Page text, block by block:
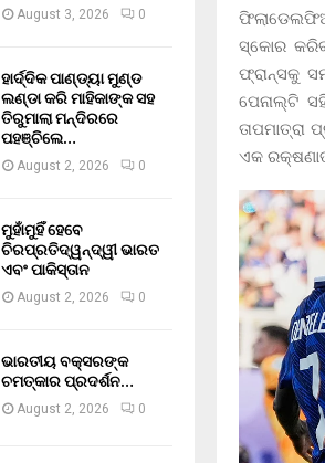
ସ୍କୋର
ଫ୍ରାନ୍ସକୁ
ପେନାଲ୍ଟି
ଏକ
August 3, 2026 0
ହାର୍ଦ୍ଦିକ ପାଣ୍ଡ୍ୟା ମୁଣ୍ଡ
ଲଣ୍ଡା କରି ମାହିକାଙ୍କ ସହ
ତିରୁମାଲା ମନ୍ଦିରରେ
ପହଞ୍ଚିଲେ…
August 2, 2026 0
ମୁହାଁମୁହିଁ ହେବେ
ଚିରପ୍ରତିଦ୍ୱନ୍ଦ୍ୱୀ ଭାରତ
ଏବଂ ପାକିସ୍ତାନ
August 2, 2026 0
ଭାରତୀୟ ବକ୍ସରଙ୍କ
ଚମତ୍କାର ପ୍ରଦର୍ଶନ…
August 2, 2026 0